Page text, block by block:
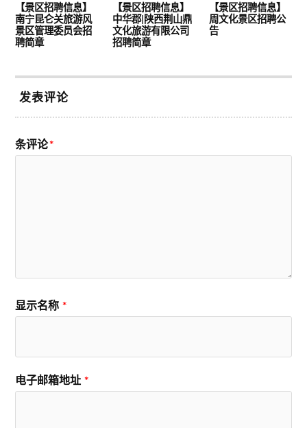
【景区招聘信息】
南宁昆仑关旅游风
景区管理委员会招
聘简章
【景区招聘信息】
中华郡|陕西荆山鼎
文化旅游有限公司
招聘简章
【景区招聘信息】
周文化景区招聘公
告
发表评论
条评论*
显示名称 *
电子邮箱地址 *